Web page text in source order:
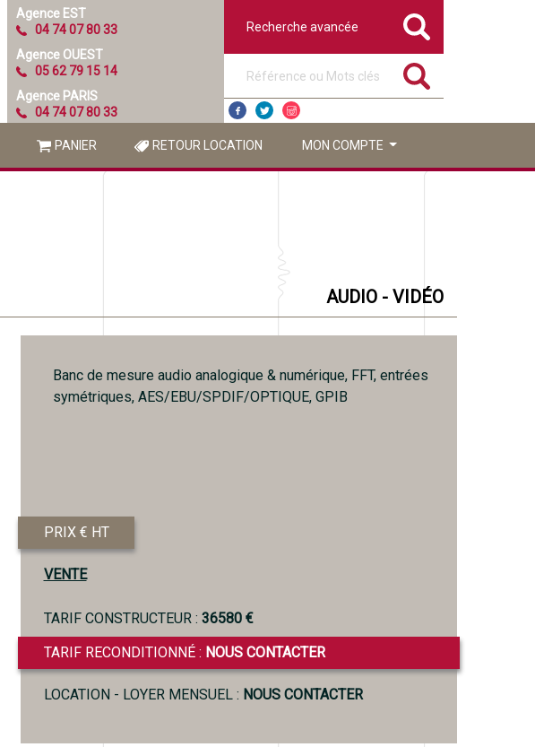
Agence EST
04 74 07 80 33
Agence OUEST
05 62 79 15 14
Agence PARIS
04 74 07 80 33
Recherche avancée
PANIER RETOUR LOCATION MON COMPTE
AUDIO - VIDÉO
Banc de mesure audio analogique & numérique, FFT, entrées
symétriques, AES/EBU/SPDIF/OPTIQUE, GPIB
PRIX € HT
VENTE
TARIF CONSTRUCTEUR : 36580 €
TARIF RECONDITIONNÉ : NOUS CONTACTER
LOCATION - LOYER MENSUEL : NOUS CONTACTER